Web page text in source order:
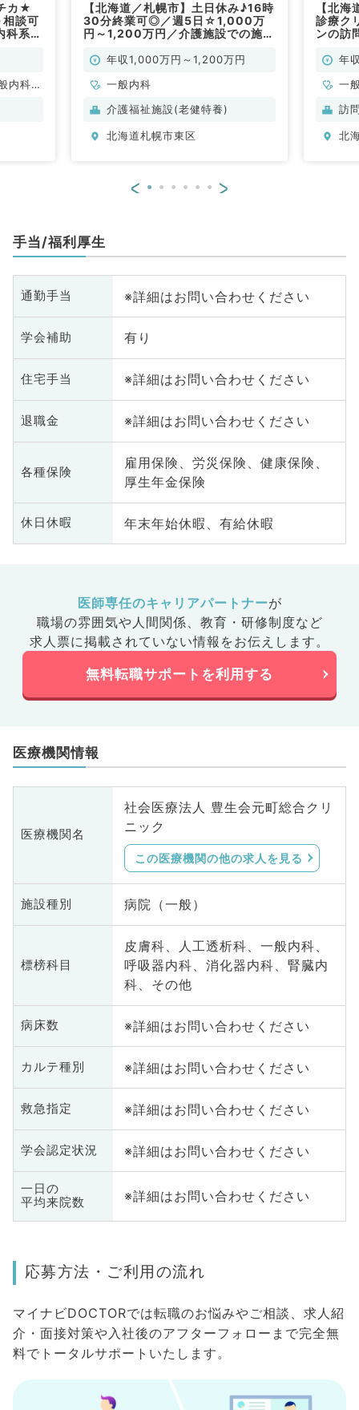
カ★
談可
系／
内科、
【北海道／札幌市】土日休み♪16時
30分終業可◎／週5日☆1,000万
円～1,200万円／介護施設での施設
勤）年収1,000万円～1,200万円
一般内科
介護福祉施設(老健特養)
北海道札幌市東区
【北
診療ク
ンの訪
年
一
訪
北
< >
手当/福利厚生
通勤手当 ※詳細はお問い合わせください
学会補助 有り
住宅手当 ※詳細はお問い合わせください
退職金 ※詳細はお問い合わせください
各種保険
雇用保険、労災保険、健康保険、
厚生年金保険
休日休暇 年末年始休暇、有給休暇
医師専任のキャリアパートナーが
職場の雰囲気や人間関係、 教育・研修制度など
求人票に掲載されていない情報をお伝えします。
無料転職サポートを利用する
医療機関情報
医療機関名
社会医療法人 豊生会元町総合クリ
ニック
この医療機関の他の求人を見る
施設種別 病院（一般）
標榜科目
皮膚科、人工透析科、一般内科、
呼吸器内科、消化器内科、腎臓内
科、その他
病床数 ※詳細はお問い合わせください
カルテ種別 ※詳細はお問い合わせください
救急指定 ※詳細はお問い合わせください
学会認定状況 ※詳細はお問い合わせください
一日の
平均来院数
※詳細はお問い合わせください
応募方法・ご利用の流れ
マイナビDOCTORでは転職のお悩みやご相談、求人紹
介・面接対策や入社後のアフターフォローまで完全無
料でトータルサポートいたします。